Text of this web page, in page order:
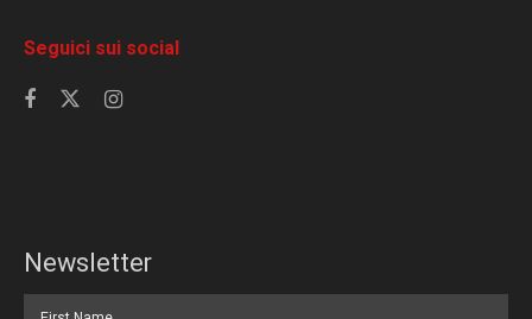
Seguici sui social
Newsletter